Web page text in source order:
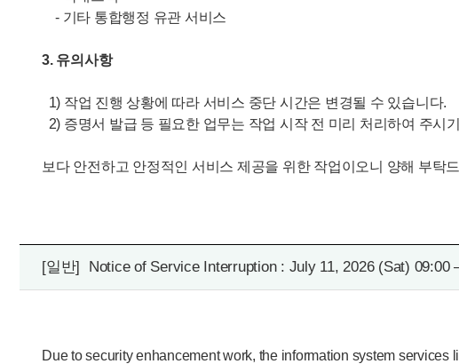
- 기타 통합행정 유관 서비스
3. 유의사항
1) 작업 진행 상황에 따라 서비스 중단 시간은 변경될 수 있습니다.
2) 증명서 발급 등 필요한 업무는 작업 시작 전 미리 처리하여 주시
보다 안전하고 안정적인 서비스 제공을 위한 작업이오니 양해 부탁
[일반] Notice of Service Interruption : July 11, 2026 (Sat) 09:00
Due to security enhancement work, the information system